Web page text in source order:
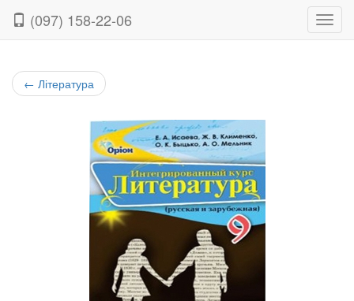
(097) 158-22-06
← Література